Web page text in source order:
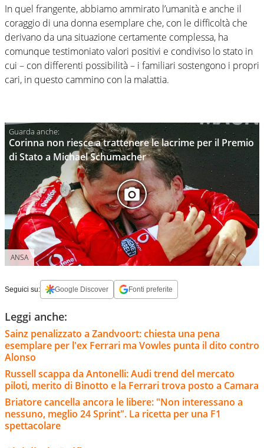
In quel frangente, abbiamo ammirato l’umanità e anche il
coraggio di una donna esemplare che, con le difficoltà che
derivano da una situazione certamente complessa, ha
comunque testimoniato valori positivi e condiviso lo stato in
cui – con differenti possibilità – i familiari sostengono i propri
cari, in questo cammino con la malattia.
Corinna non riesce a trattenere le lacrime per il Premio
di Stato a Michael Schumacher
ANSA
Seguici su: Google Discover Fonti preferite
Leggi anche:
Sainz penalizzato a Zandvoort: chiesta una pena
esemplare per l'ex Ferrari ma Vowles punta il dito contro
Alonso
Russell scappa da Antonelli: Audi trend del mercato
piloti, merito di Binotto e la Ferrari trova posto a Camara
Briatore cancella ancora le libere: "Non interessano a
nessuno, meglio 24 Sprint". La ricetta per una F1
spettacolare